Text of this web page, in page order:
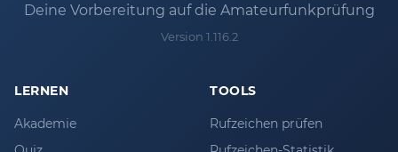
Deine Vorbereitung auf die Amateurfunkprüfung
Version 1.116.2
LERNEN
Akademie
TOOLS
Rufzeichen prüfen